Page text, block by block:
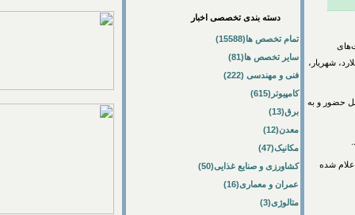
شهریار،
و به
شده
دسته بندی تخصصی اخبار
تمام تخصص ها(15588)
سایر تخصص ها(81)
فنی و مهندسی (222)
کامپیوتر(615)
برق(13)
معدن(12)
مکانیک(47)
کشاورزی و صنایع غذایی(50)
عمران و معماری(16)
متالوژی(3)